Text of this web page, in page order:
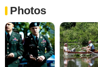
Photos